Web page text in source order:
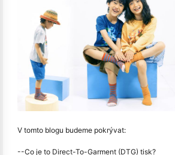
V tomto blogu budeme pokrývat:
--Co je to Direct-To-Garment (DTG) tisk?